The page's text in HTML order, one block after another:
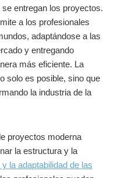
entregan los proyectos.
a los profesionales
adaptándose a las
y entregando
más eficiente. La
solo es posible, sino que
la industria de la
proyectos moderna
la estructura y la
la adaptabilidad de las